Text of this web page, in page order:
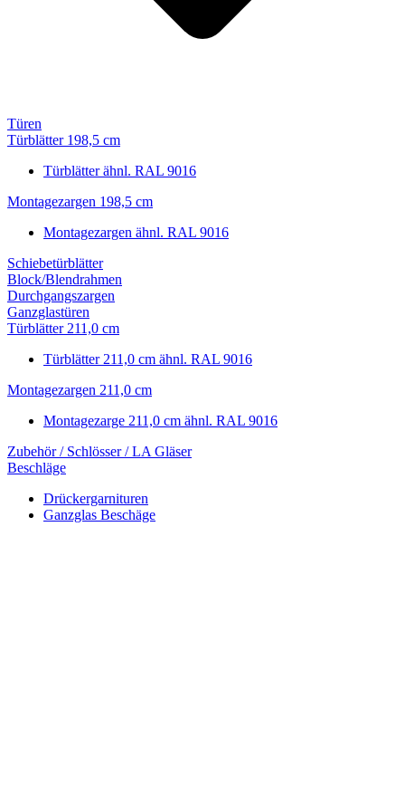
Türen
Türblätter 198,5 cm
Türblätter ähnl. RAL 9016
Montagezargen 198,5 cm
Montagezargen ähnl. RAL 9016
Schiebetürblätter
Block/Blendrahmen
Durchgangszargen
Ganzglastüren
Türblätter 211,0 cm
Türblätter 211,0 cm ähnl. RAL 9016
Montagezargen 211,0 cm
Montagezarge 211,0 cm ähnl. RAL 9016
Zubehör / Schlösser / LA Gläser
Beschläge
Drückergarnituren
Ganzglas Beschäge